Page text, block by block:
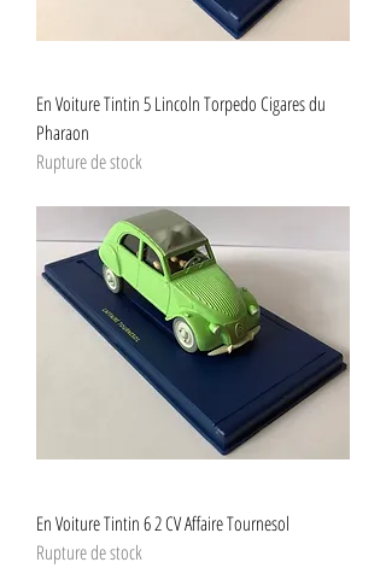
En Voiture Tintin 5 Lincoln Torpedo Cigares du
Pharaon
Rupture de stock
En Voiture Tintin 6 2 CV Affaire Tournesol
Rupture de stock